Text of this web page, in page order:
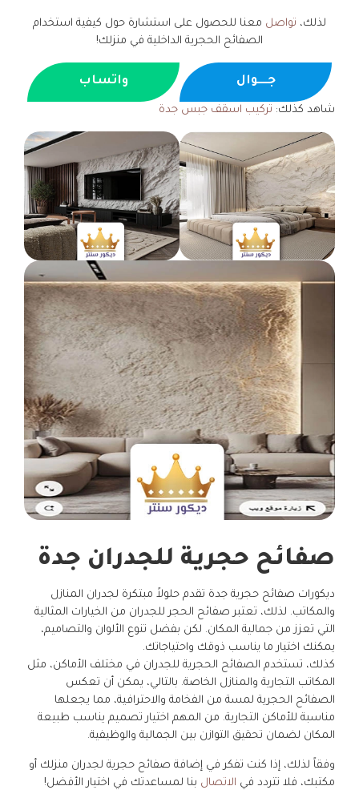
لذلك، تواصل معنا للحصول على استشارة حول كيفية استخدام
الصفائح الحجرية الداخلية في منزلك!
جــــوال واتساب
شاهد كذلك: تركيب اسقف جبس جدة
صفائح حجرية للجدران جدة
ديكورات صفائح حجرية جدة تقدم حلولاً مبتكرة لجدران المنازل
والمكاتب. لذلك، تعتبر صفائح الحجر للجدران من الخيارات المثالية
التي تعزز من جمالية المكان. لكن بفضل تنوع الألوان والتصاميم،
يمكنك اختيار ما يناسب ذوقك واحتياجاتك.
كذلك، تستخدم الصفائح الحجرية للجدران في مختلف الأماكن، مثل
المكاتب التجارية والمنازل الخاصة. بالتالي، يمكن أن تعكس
الصفائح الحجرية لمسة من الفخامة والاحترافية، مما يجعلها
مناسبة للأماكن التجارية. من المهم اختيار تصميم يناسب طبيعة
المكان لضمان تحقيق التوازن بين الجمالية والوظيفية.
وفقاً لذلك، إذا كنت تفكر في إضافة صفائح حجرية لجدران منزلك أو
مكتبك، فلا تتردد في الاتصال بنا لمساعدتك في اختيار الأفضل!